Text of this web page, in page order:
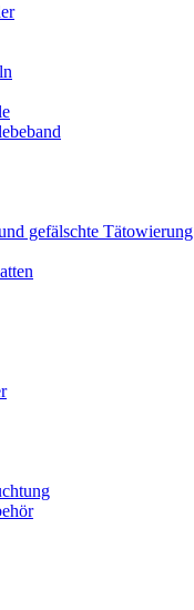
gefälschte Tätowierung